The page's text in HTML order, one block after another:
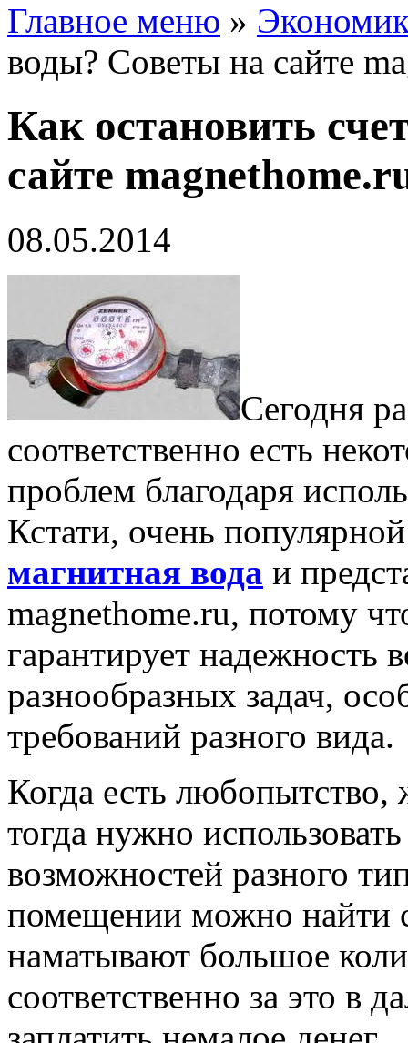
Главное меню »
воды? Советы на сайте
Как остановить
сайте
08.05.2014
Сегодня
соответственно есть
проблем благодаря
Кстати, очень
магнитная вода и
magnethome.ru, потому
гарантирует надежность
разнообразных задач,
требований разного вида.
Когда есть
тогда нужно
возможностей разного
помещении можно найти
наматывают большое
соответственно за это в